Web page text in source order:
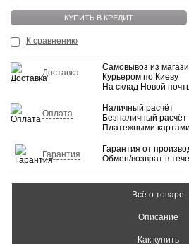
КУПИТЬ В КРЕДИТ
К сравнению
Доставка
Самовывоз из
Курьером по Киеву
На склад Новой
Оплата
Наличный расчёт
Безналичный расчёт
Платежными
Гарантия
Гарантия от
Обмен/возврат в
Всё о товаре
Описание
Как купить